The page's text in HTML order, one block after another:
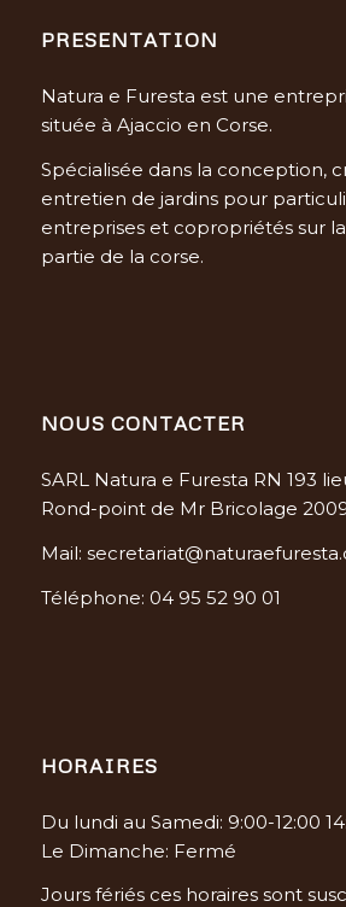
PRESENTATION
Natura e Furesta est une
située à Ajaccio en Corse.
Spécialisée dans la conception,
entretien de jardins pour
entreprises et copropriétés sur
partie de la corse.
NOUS CONTACTER
SARL Natura e Furesta RN 193
Rond-point de Mr Bricolage
Mail:
Téléphone: 04 95 52 90 01
HORAIRES
Du lundi au Samedi: 9:00-12:00
Le Dimanche: Fermé
Jours fériés ces horaires sont